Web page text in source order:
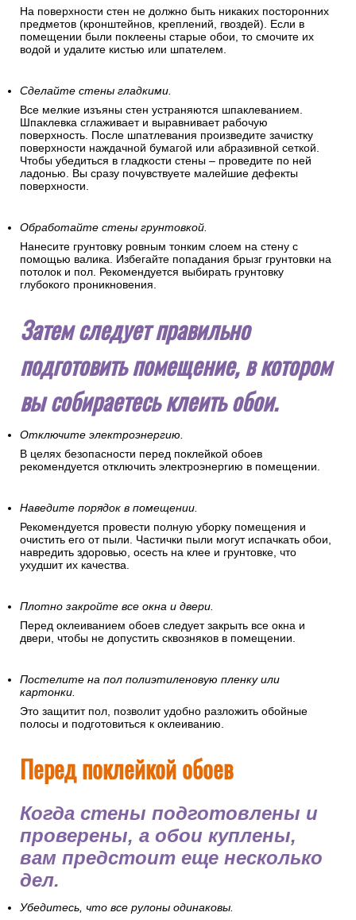
На поверхности стен не должно быть никаких посторонних
предметов (кронштейнов, креплений, гвоздей). Если в
помещении были поклеены старые обои, то смочите их
водой и удалите кистью или шпателем.
Сделайте стены гладкими.
Все мелкие изъяны стен устраняются шпаклеванием.
Шпаклевка сглаживает и выравнивает рабочую
поверхность. После шпатлевания произведите зачистку
поверхности наждачной бумагой или абразивной сеткой.
Чтобы убедиться в гладкости стены – проведите по ней
ладонью. Вы сразу почувствуете малейшие дефекты
поверхности.
Обработайте стены грунтовкой.
Нанесите грунтовку ровным тонким слоем на стену с
помощью валика. Избегайте попадания брызг грунтовки на
потолок и пол. Рекомендуется выбирать грунтовку
глубокого проникновения.
Затем следует правильно
подготовить помещение, в котором
вы собираетесь клеить обои.
Отключите электроэнергию.
В целях безопасности перед поклейкой обоев
рекомендуется отключить электроэнергию в помещении.
Наведите порядок в помещении.
Рекомендуется провести полную уборку помещения и
очистить его от пыли. Частички пыли могут испачкать обои,
навредить здоровью, осесть на клее и грунтовке, что
ухудшит их качества.
Плотно закройте все окна и двери.
Перед оклеиванием обоев следует закрыть все окна и
двери, чтобы не допустить сквозняков в помещении.
Постелите на пол полиэтиленовую пленку или
картонки.
Это защитит пол, позволит удобно разложить обойные
полосы и подготовиться к оклеиванию.
Перед поклейкой обоев
Когда стены подготовлены и
проверены, а обои куплены,
вам предстоит еще несколько
дел.
Убедитесь, что все рулоны одинаковы.